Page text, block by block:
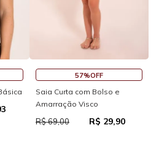
Curta com Bolso e
Visco
R$ 29,90
Saia Curta